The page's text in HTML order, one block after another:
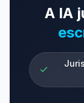
A IA